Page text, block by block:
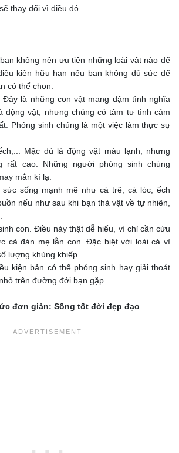
thay đổi vì điều đó.
không nên ưu tiên những loài vật nào để
kiện hữu hạn nếu bạn không đủ sức để
có thể chọn:
là những con vật mang đậm tình nghĩa
động vật, nhưng chúng có tâm tư tình cảm
Phóng sinh chúng là một việc làm thực sự
Mặc dù là động vật máu lạnh, nhưng
rất cao. Những người phóng sinh chúng
mắn kì lạ.
sức sống mạnh mẽ như cá trê, cá lóc, ếch
nếu như sau khi bạn thả vật về tự nhiên,
con. Điều này thật dễ hiểu, vì chỉ cần cứu
cả đàn mẹ lẫn con. Đặc biệt với loài cá vì
lượng khủng khiếp.
kiện bản có thể phóng sinh hay giải thoát
trên đường đới bạn gặp.
đơn giản: Sống tốt đời đẹp đạo